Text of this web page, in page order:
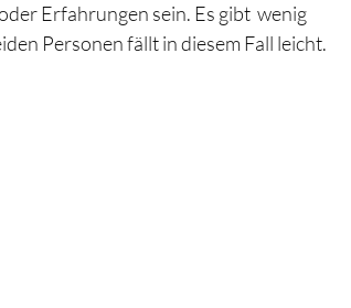
Erfahrungen sein. Es gibt  wenig
Personen fällt in diesem Fall leicht.